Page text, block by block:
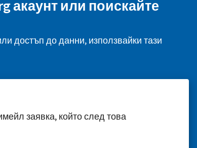
акаунт или поискайте
достъп до данни, използвайки тази
заявка, който след това